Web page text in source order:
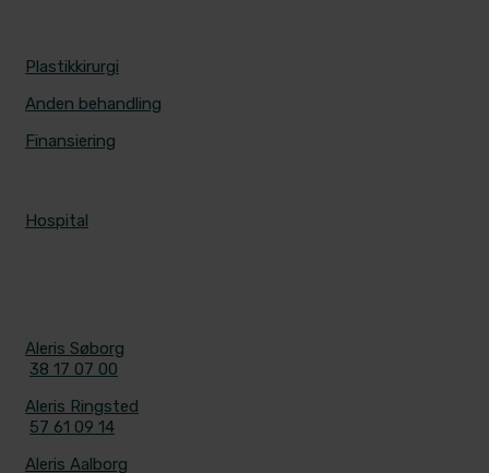
Plastikkirurgi
Anden behandling
Finansiering
Hospital
Aleris Søborg
38 17 07 00
Aleris Ringsted
57 61 09 14
Aleris Aalborg